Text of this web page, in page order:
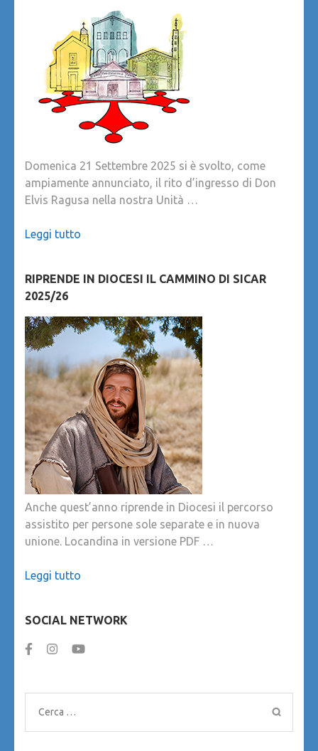
Domenica 21 Settembre 2025 si è svolto, come
ampiamente annunciato, il rito d’ingresso di Don
Elvis Ragusa nella nostra Unità …
Leggi tutto
RIPRENDE IN DIOCESI IL CAMMINO DI SICAR
2025/26
Anche quest’anno riprende in Diocesi il percorso
assistito per persone sole separate e in nuova
unione. Locandina in versione PDF …
Leggi tutto
SOCIAL NETWORK
Ricerca
per: